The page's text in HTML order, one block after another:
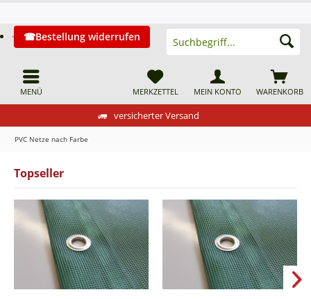
versicherter Versand
MENÜ
Bestellung widerrufen
WARENKORB
MERKZETTEL MEIN KONTO
PVC Netze nach Farbe
Topseller